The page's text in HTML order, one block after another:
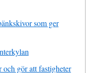
som ger
gör att fastigheter